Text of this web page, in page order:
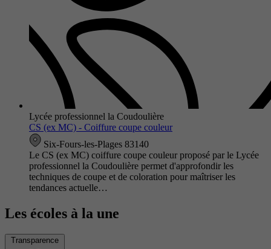
Lycée professionnel la Coudoulière
CS (ex MC) - Coiffure coupe couleur
Six-Fours-les-Plages 83140
Le CS (ex MC) coiffure coupe couleur proposé par le Lycée
professionnel la Coudoulière permet d'approfondir les
techniques de coupe et de coloration pour maîtriser les
tendances actuelle…
Les écoles à la une
Transparence